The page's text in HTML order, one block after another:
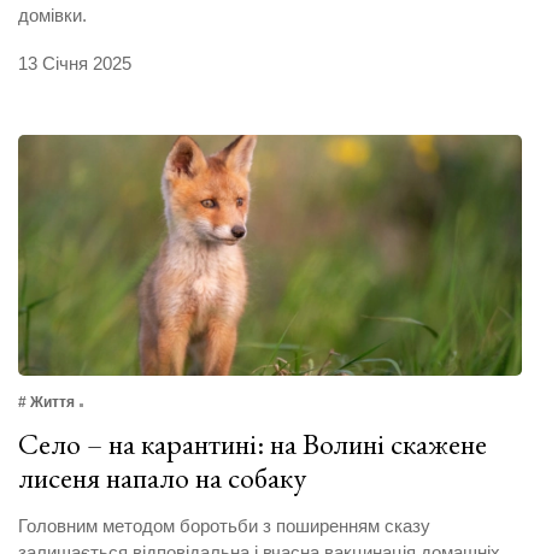
домівки.
13 Січня 2025
# Життя
Село – на карантині: на Волині скажене
лисеня напало на собаку
Головним методом боротьби з поширенням сказу